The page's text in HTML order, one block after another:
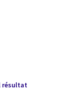
résultat